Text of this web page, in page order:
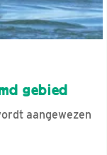
gebied
aangewezen